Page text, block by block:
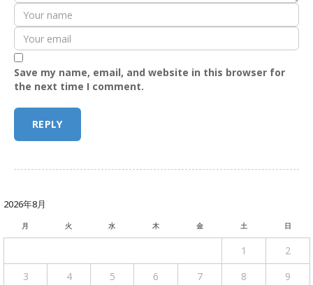
Save my name, email, and website in this browser for
the next time I comment.
2026年8月
月 火 水 木 金 土 日
1
2
3
4 5 6 7 8
9